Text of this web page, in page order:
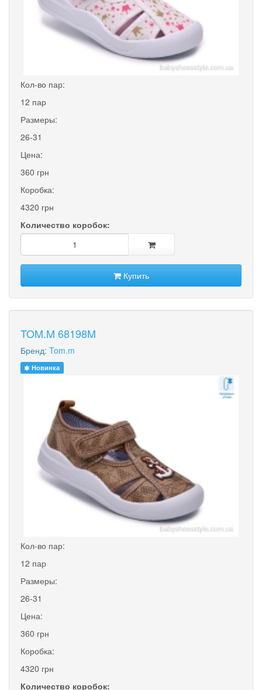
Кол-во пар:
12 пар
Размеры:
26-31
Цена:
360 грн
Коробка:
4320 грн
Количество коробок:
Купить
TOM.M 68198M
Бренд: Tom.m
Новинка
Кол-во пар:
12 пар
Размеры:
26-31
Цена:
360 грн
Коробка:
4320 грн
Количество коробок: